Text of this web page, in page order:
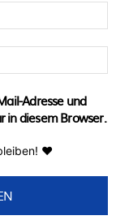
Adresse und
in diesem Browser.
♥